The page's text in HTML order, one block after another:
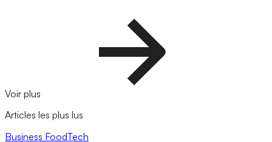
Voir plus
Articles les plus lus
Business FoodTech